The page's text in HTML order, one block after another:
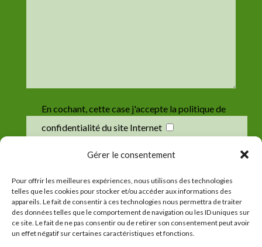
Gérer le consentement
Pour offrir les meilleures expériences, nous utilisons des technologies
telles que les cookies pour stocker et/ou accéder aux informations des
appareils. Le fait de consentir à ces technologies nous permettra de traiter
des données telles que le comportement de navigation ou les ID uniques sur
ce site. Le fait de ne pas consentir ou de retirer son consentement peut avoir
un effet négatif sur certaines caractéristiques et fonctions.
En cochant, cette case j'accepte la politique de
confidentialité du site Internet